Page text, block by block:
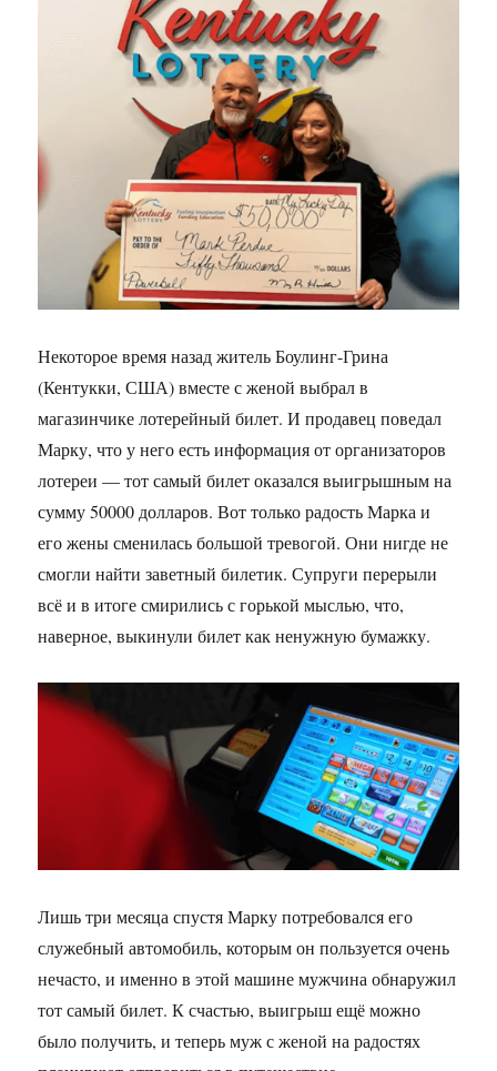
Некоторое время назад житель Боулинг-Грина
(Кентукки, США) вместе с женой выбрал в
магазинчике лотерейный билет. И продавец поведал
Марку, что у него есть информация от организаторов
лотереи — тот самый билет оказался выигрышным на
сумму 50000 долларов. Вот только радость Марка и
его жены сменилась большой тревогой. Они нигде не
смогли найти заветный билетик. Супруги перерыли
всё и в итоге смирились с горькой мыслью, что,
наверное, выкинули билет как ненужную бумажку.
Лишь три месяца спустя Марку потребовался его
служебный автомобиль, которым он пользуется очень
нечасто, и именно в этой машине мужчина обнаружил
тот самый билет. К счастью, выигрыш ещё можно
было получить, и теперь муж с женой на радостях